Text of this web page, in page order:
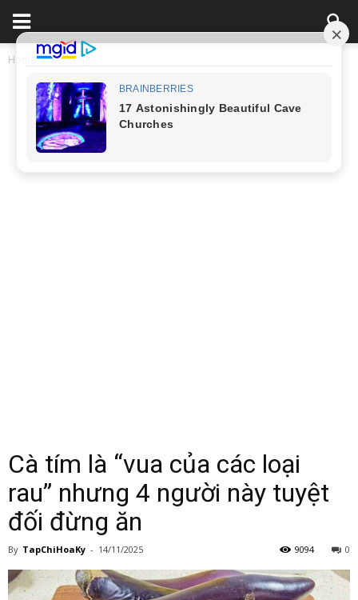
Home Đời Sống
Cà tím là “vua của các loại
rau” nhưng 4 người này tuyệt
đối đừng ăn
By TapChiHoaKy - 14/11/2025 0
9094